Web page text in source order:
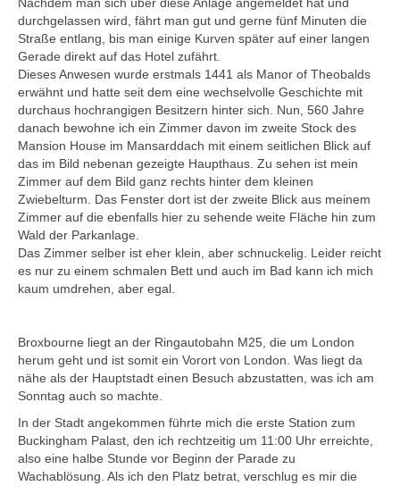
Jerusalem
Umgebung von Tel Aviv
Katar
Doha
Russland
Moskau
Taiwan
Kaoshiung
Taipei
Vereinigte Arabische Emirate
Abu Dhabi
Australien-Outback
Brisbaine bis Melbourne
Neuseeland
Christchurch+Umgebung
Sydney2007
Nachdem man sich über diese Anlage angemeldet hat und
durchgelassen wird, fährt man gut und gerne fünf Minuten die
Straße entlang, bis man einige Kurven später auf einer langen
Gerade direkt auf das Hotel zufährt.
Dieses Anwesen wurde erstmals 1441 als Manor of Theobalds
erwähnt und hatte seit dem eine wechselvolle Geschichte mit
durchaus hochrangigen Besitzern hinter sich. Nun, 560 Jahre
danach bewohne ich ein Zimmer davon im zweite Stock des
Mansion House im Mansarddach mit einem seitlichen Blick auf
das im Bild nebenan gezeigte Haupthaus. Zu sehen ist mein
Zimmer auf dem Bild ganz rechts hinter dem kleinen
Zwiebelturm. Das Fenster dort ist der zweite Blick aus meinem
Zimmer auf die ebenfalls hier zu sehende weite Fläche hin zum
Wald der Parkanlage.
Das Zimmer selber ist eher klein, aber schnuckelig. Leider reicht
es nur zu einem schmalen Bett und auch im Bad kann ich mich
kaum umdrehen, aber egal.
Broxbourne liegt an der Ringautobahn M25, die um London
herum geht und ist somit ein Vorort von London. Was liegt da
nähe als der Hauptstadt einen Besuch abzustatten, was ich am
Sonntag auch so machte.
In der Stadt angekommen führte mich die erste Station zum
Buckingham Palast, den ich rechtzeitig um 11:00 Uhr erreichte,
also eine halbe Stunde vor Beginn der Parade zu
Wachablösung. Als ich den Platz betrat, verschlug es mir die